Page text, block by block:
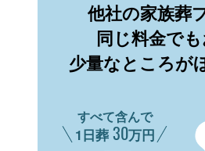
他社の家族葬
同じ料金で
少量なところが
すべて含んで
1日葬 30万円